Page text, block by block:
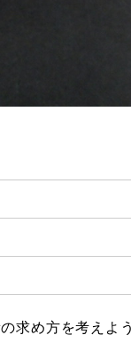
の求め方を考え